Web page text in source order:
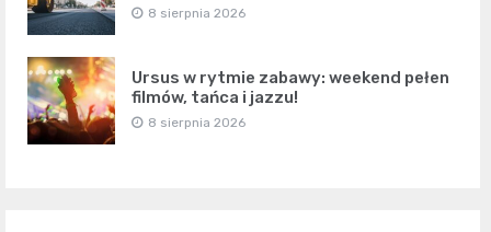
8 sierpnia 2026
Ursus w rytmie zabawy: weekend pełen
filmów, tańca i jazzu!
8 sierpnia 2026